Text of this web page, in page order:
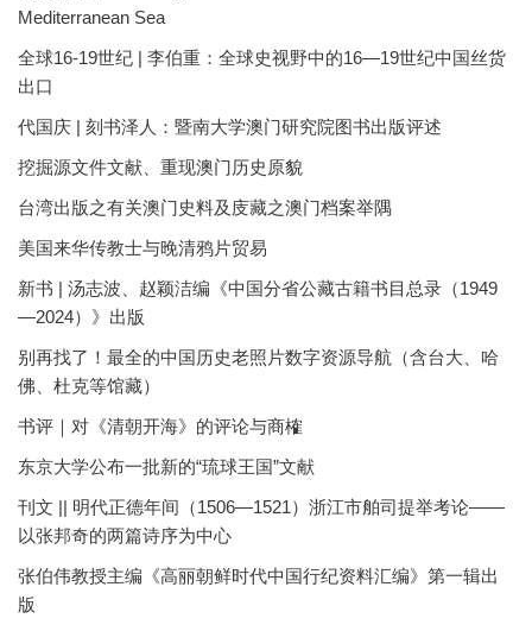
Mediterranean Sea
全球16-19世纪 | 李伯重：全球史视野中的16—19世纪中国丝货
出口
代国庆 | 刻书泽人：暨南大学澳门研究院图书出版评述
挖掘源文件文献、重现澳门历史原貌
台湾出版之有关澳门史料及庋藏之澳门档案举隅
美国来华传教士与晚清鸦片贸易
新书 | 汤志波、赵颖洁编《中国分省公藏古籍书目总录（1949
—2024）》出版
别再找了！最全的中国历史老照片数字资源导航（含台大、哈
佛、杜克等馆藏）
书评｜对《清朝开海》的评论与商榷
东京大学公布一批新的“琉球王国”文献
刊文 || 明代正德年间（1506—1521）浙江市舶司提举考论——
以张邦奇的两篇诗序为中心
张伯伟教授主编《高丽朝鲜时代中国行纪资料汇编》第一辑出
版